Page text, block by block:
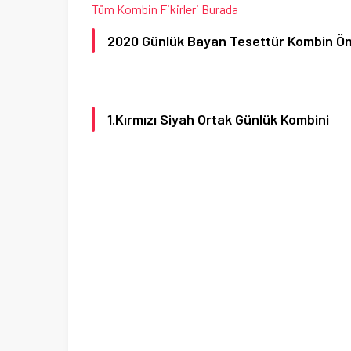
Tüm Kombin Fikirleri Burada
2020 Günlük Bayan Tesettür Kombin
1.Kırmızı Siyah Ortak Günlük Kombini